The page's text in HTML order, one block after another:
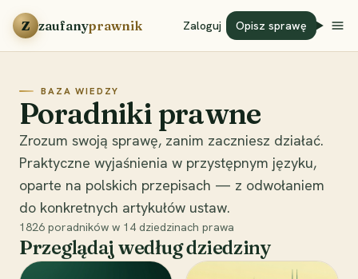
Przejdź do treści
Z zaufanyprawnik Zaloguj Opisz sprawę
BAZA WIEDZY
Poradniki prawne
Zrozum swoją sprawę, zanim zaczniesz działać.
Praktyczne wyjaśnienia w przystępnym języku,
oparte na polskich przepisach — z odwołaniem
do konkretnych artykułów ustaw.
1826 poradników w 14 dziedzinach prawa
Przeglądaj według dziedziny